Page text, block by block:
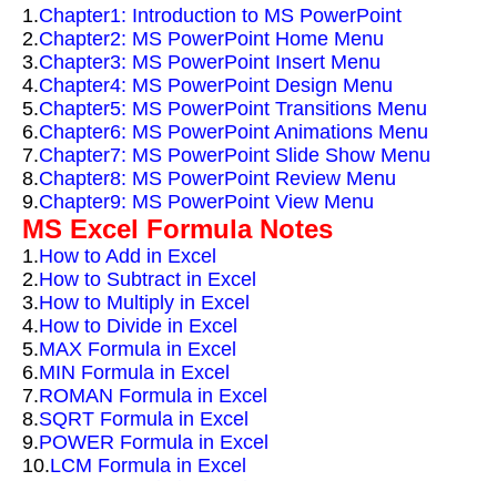
1.Chapter1: Introduction to MS PowerPoint
2.Chapter2: MS PowerPoint Home Menu
3.Chapter3: MS PowerPoint Insert Menu
4.Chapter4: MS PowerPoint Design Menu
5.Chapter5: MS PowerPoint Transitions Menu
6.Chapter6: MS PowerPoint Animations Menu
7.Chapter7: MS PowerPoint Slide Show Menu
8.Chapter8: MS PowerPoint Review Menu
9.Chapter9: MS PowerPoint View Menu
MS Excel Formula Notes
1.How to Add in Excel
2.How to Subtract in Excel
3.How to Multiply in Excel
4.How to Divide in Excel
5.MAX Formula in Excel
6.MIN Formula in Excel
7.ROMAN Formula in Excel
8.SQRT Formula in Excel
9.POWER Formula in Excel
10.LCM Formula in Excel